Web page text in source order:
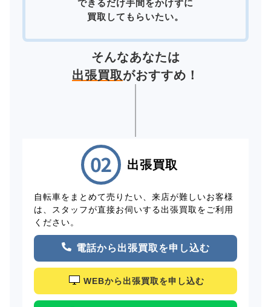
できるだけ手間をかけずに
買取してもらいたい。
そんなあなたは
出張買取がおすすめ！
出張買取
自転車をまとめて売りたい、来店が難しいお客様
は、スタッフが直接お伺いする出張買取をご利用
ください。
電話から出張買取を申し込む
WEBから出張買取を申し込む